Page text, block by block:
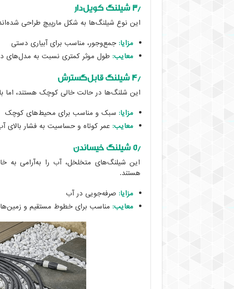
۳٫ شیلنگ کویل‌دار
این نوع شیلنگ‌ها به شکل مارپیچ طراحی
مزایا: جمع‌وجور، مناسب برای آبیاری دستی
معایب: طول موثر کمتری نسبت به مدل‌های
۴٫ شیلنگ قابل‌گسترش
این شلنگ‌ها در حالت خالی کوچک هستند، اما با پرشدن از آب تا ۳
مزایا: سبک و مناسب برای محیط‌های کوچک
معایب: عمر کوتاه و حساسیت به فشار بالای
۵٫ شیلنگ خیساندن
این شیلنگ‌های متخلخل، آب را به‌آرامی به
هستند.
مزایا: صرفه‌جویی در آب
معایب: مناسب برای خطوط مستقیم و